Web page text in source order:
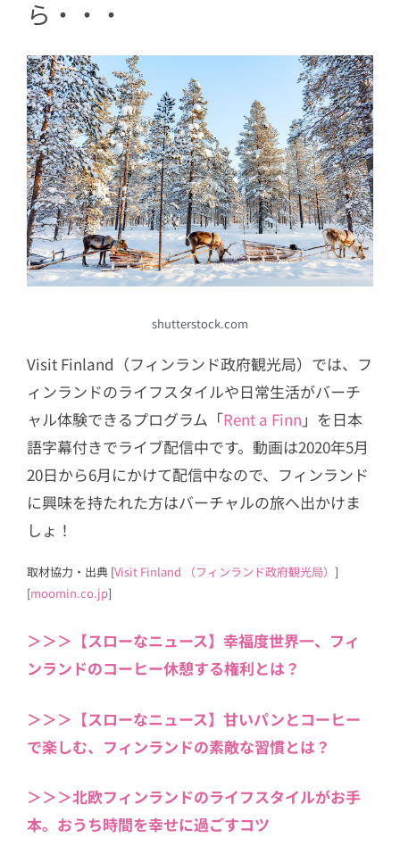
ら・・・
shutterstock.com
Visit Finland（フィンランド政府観光局）では、フ
ィンランドのライフスタイルや日常生活がバーチ
ャル体験できるプログラム「Rent a Finn 」を日本
語字幕付きでライブ配信中です。動画は2020年5月
20日から6月にかけて配信中なので、フィンランド
に興味を持たれた方はバーチャルの旅へ出かけま
しょ！
取材協力・出典 [Visit Finland （フィンランド政府観光局） ]
[moomin.co.jp]
＞＞＞【スローなニュース】幸福度世界一、フィ
ンランドのコーヒー休憩する権利とは？
＞＞＞【スローなニュース】甘いパンとコーヒー
で楽しむ、フィンランドの素敵な習慣とは？
＞＞＞北欧フィンランドのライフスタイルがお手
本。おうち時間を幸せに過ごすコツ